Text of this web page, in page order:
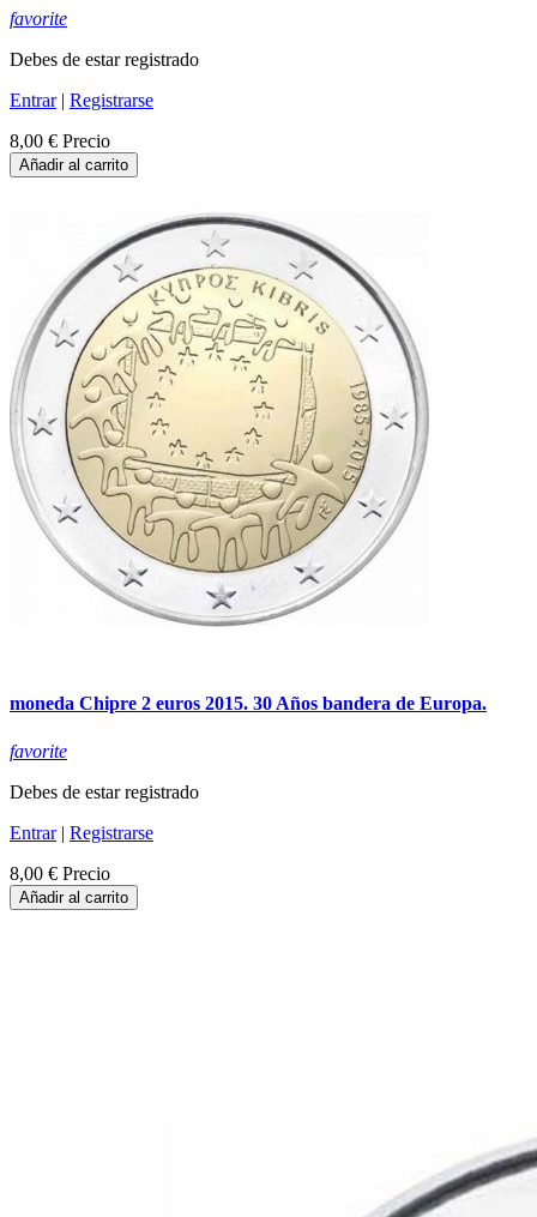
favorite
Debes de estar registrado
Entrar| Registrarse
8,00 € Precio
Añadir al carrito
moneda Chipre 2 euros 2015. 30 Años bandera de Europa.
favorite
Debes de estar registrado
Entrar| Registrarse
8,00 € Precio
Añadir al carrito